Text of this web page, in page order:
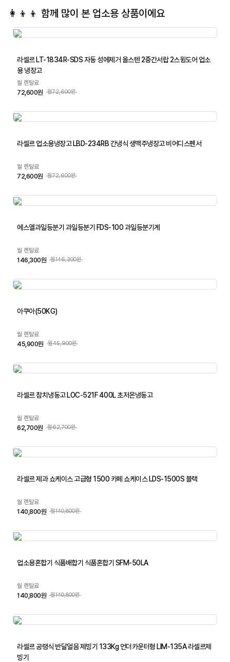
👩‍👦‍👦 함께 많이 본 업소용 상품이에요
라셀르 LT-1834R-SDS 자동 성에제거 올스텐 2중간서랍 2스윙도어 업소
용 냉장고
월 렌탈료
72,600원 월72,600원
라셀르 업소용냉장고 LBD-234RB 간냉식 생맥주냉장고 비어디스펜서
월 렌탈료
72,600원 월72,600원
에스엘과일등분기 과일등분기 FDS-100 과일등분기계
월 렌탈료
146,300원 월146,300원
아쿠아(50KG)
월 렌탈료
45,900원 월45,900원
라셀르 참치냉동고 LOC-521F 400L 초저온냉동고
월 렌탈료
62,700원 월62,700원
라셀르 제과 쇼케이스 고급형 1500 카페 쇼케이스 LDS-1500S 블랙
월 렌탈료
140,800원 월140,800원
업소용혼합기 식품배합기 식품혼합기 SFM-50LA
월 렌탈료
140,800원 월140,800원
라셀르 공랭식 반달얼음 제빙기 133Kg 언더카운터형 LIM-135A 라셀르제
빙기